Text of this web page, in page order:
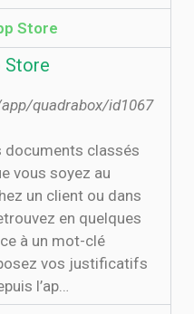
Store
Store
quadrabox/id1067
documents classés
vous soyez au
un client ou dans
en quelques
à un mot-clé
vos justificatifs
l’ap…